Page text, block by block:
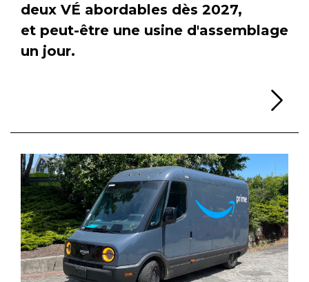
deux VÉ abordables dès 2027,
et peut-être une usine d'assemblage
un jour.